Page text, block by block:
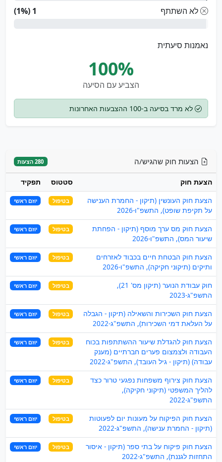
לא השתתף 1 (1%)
נאמנות סיעתית
100%
הצביע עם הסיעה
לא מרד בסיעה ב-100 ההצבעות האחרונות
הצעות חוק שהגיש/ה 280 הצעות
הצעת חוק סטטוס
תפקיד
הצעת חוק העונשין (תיקון - החמרת הענישה
על תקיפת שופט), התשפ"ו-2026
בטיפול יוזם ראשי
הצעת חוק מס ערך מוסף (תיקון - הפחתת
שיעור המס), התשפ"ו-2026
בטיפול יוזם ראשי
הצעת חוק הבטחת חיים בכבוד לאזרחים
ותיקים (תיקוני חקיקה), התשפ"ו-2026
בטיפול יוזם ראשי
חוק עבודת הנוער (תיקון מס' 21),
התשפ"ג-2023
בטיפול יוזם ראשי
הצעת חוק השכירות והשאילה (תיקון - הגבלה
על העלאת דמי השכירות), התשפ"ג-2022
בטיפול יוזם ראשי
הצעת חוק להגדלת שיעור ההשתתפות בכוח
העבודה ולצמצום פערים חברתיים (מענק
עבודה) (תיקון - גיל העובד), התשפ"ג-2022
בטיפול יוזם ראשי
הצעת חוק צירוף משפחות נפגעי טרור כצד
להליך המשפטי (תיקוני חקיקה),
התשפ"ג-2022
בטיפול יוזם ראשי
הצעת חוק הפיקוח על מעונות יום לפעוטות
(תיקון - החמרת ענישה), התשפ"ג-2022
בטיפול יוזם ראשי
הצעת חוק פיקוח על בתי ספר (תיקון - איסור
התחזות לגננת), התשפ"ג-2022
בטיפול יוזם ראשי